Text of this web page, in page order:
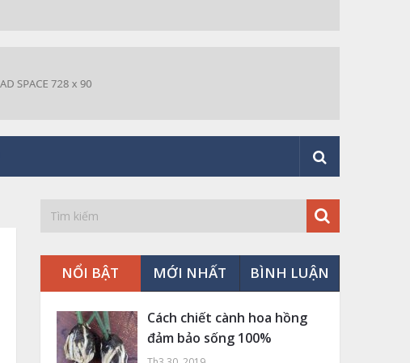
NỔI BẬT MỚI NHẤT BÌNH LUẬN
Cách chiết cành hoa hồng
đảm bảo sống 100%